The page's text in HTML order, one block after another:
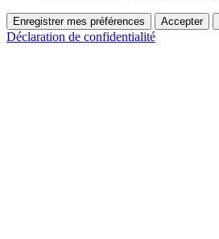
Enregistrer mes préférences Accepter
Déclaration de confidentialité